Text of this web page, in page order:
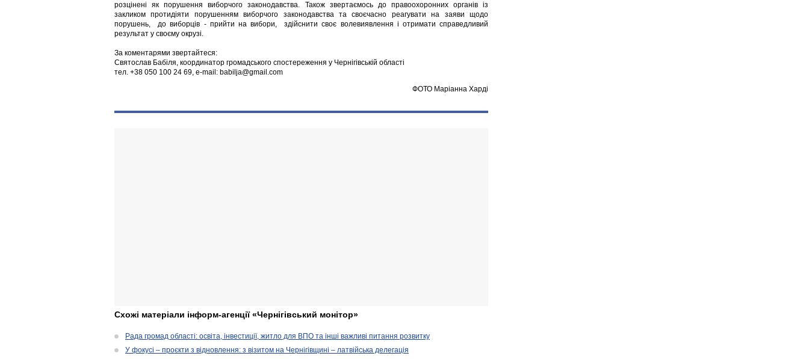
розцінені як порушення виборчого законодавства. Також звертаємось до правоохоронних органів із
закликом протидіяти порушенням виборчого законодавства та своєчасно реагувати на заяви щодо
порушень, до виборців - прийти на вибори, здійснити своє волевиявлення і отримати справедливий
результат у своєму окрузі.
За коментарями звертайтеся:
Святослав Бабіля, координатор громадського спостереження у Чернігівській області
тел. +38 050 100 24 69, e-mail: babilja@gmail.com
ФОТО Маріанна Харді
Схожі матеріали інформ-агенції «Чернігівський монітор»
Рада громад області: освіта, інвестиції, житло для ВПО та інші важливі питання розвитку
У фокусі – проєкти з відновлення: з візитом на Чернігівщині – латвійська делегація